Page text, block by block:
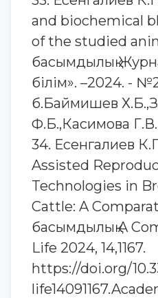
and biochemical
of the studied
басымдылық
білім». –2024. -
б.Баймишев
Ф.Б.,Касимова Г.В.
34. Есенгалиев
Assisted
Technologies in
Cattle: A
басымдылық A
Life 2024, 14,1167.
https://doi.org/